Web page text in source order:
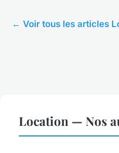
← Voir tous les articles
Location — Nos